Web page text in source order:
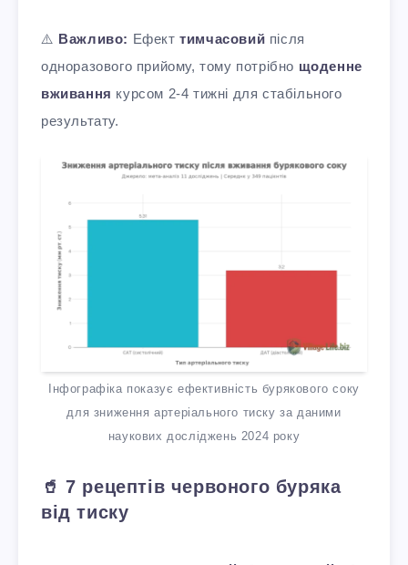
⚠️ Важливо: Ефекттимчасовий після
одноразового прийому, тому потрібно щоденне
вживання курсом 2-4 тижні для стабільного
результату.
Інфографіка показує ефективність бурякового соку
для зниження артеріального тиску за даними
наукових досліджень 2024 року
🥤 7 рецептів червоного буряка
від тиску